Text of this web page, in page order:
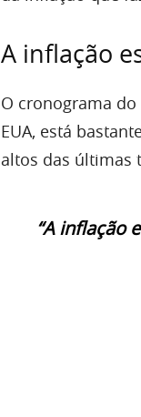
A inflação
O cronograma
EUA, está
altos das últimas
“A inflação